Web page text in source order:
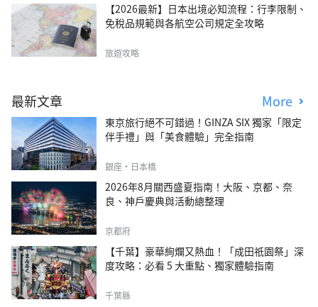
【2026最新】日本出境必知流程：行李限制、
免稅品規範與各航空公司規定全攻略
旅遊攻略
最新文章 More
東京旅行絕不可錯過！GINZA SIX 獨家「限定
伴手禮」與「美食體驗」完全指南
銀座・日本橋
2026年8月關西盛夏指南！大阪、京都、奈
良、神戶慶典與活動總整理
京都府
【千葉】豪華絢爛又熱血！「成田祇園祭」深
度攻略：必看 5 大重點、獨家體驗指南
千葉縣